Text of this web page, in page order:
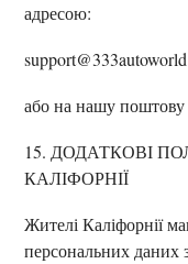
адресою:
або на нашу поштову
15. ДОДАТКОВІ
КАЛІФОРНІЇ
Жителі Каліфорнії
персональних даних